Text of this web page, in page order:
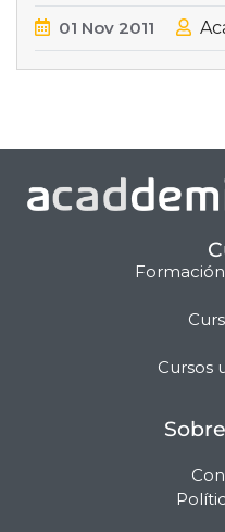
01 Nov 2011
Cursos